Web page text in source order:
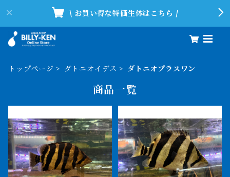
\ お買い得な特価生体はこちら /
トップページ ダトニオイデス ダトニオプラスワン
商品一覧